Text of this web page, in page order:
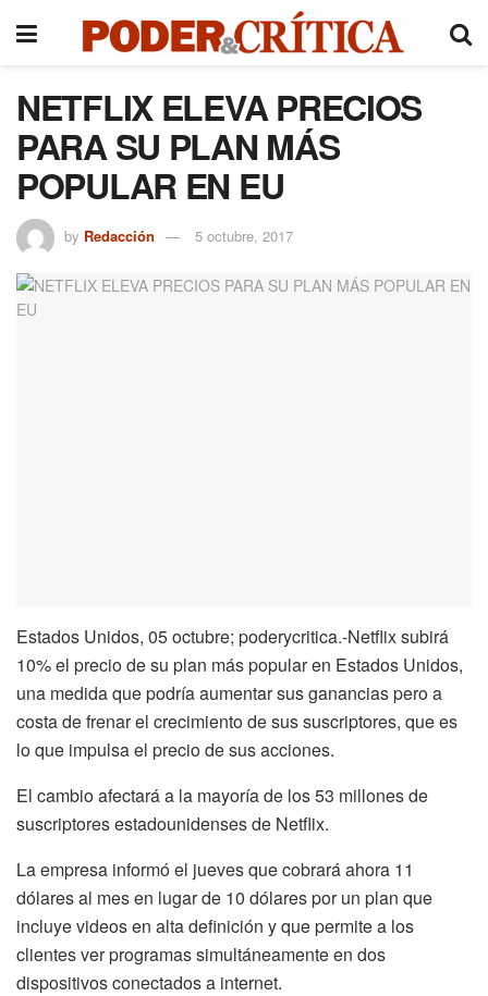
NETFLIX ELEVA PRECIOS
PARA SU PLAN MÁS
POPULAR EN EU
by Redacción 5 octubre, 2017
Estados Unidos, 05 octubre; poderycritica.-Netflix subirá
10% el precio de su plan más popular en Estados Unidos,
una medida que podría aumentar sus ganancias pero a
costa de frenar el crecimiento de sus suscriptores, que es
lo que impulsa el precio de sus acciones.
El cambio afectará a la mayoría de los 53 millones de
suscriptores estadounidenses de Netflix.
La empresa informó el jueves que cobrará ahora 11
dólares al mes en lugar de 10 dólares por un plan que
incluye videos en alta definición y que permite a los
clientes ver programas simultáneamente en dos
dispositivos conectados a internet.